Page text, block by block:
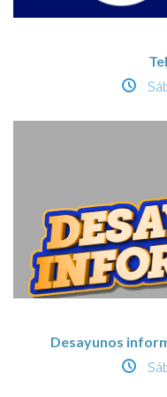
Desayunos